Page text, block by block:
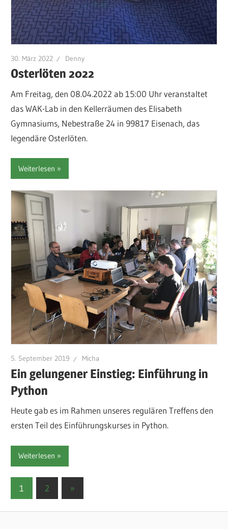
30. März 2022 Denny
Osterlöten 2022
Am Freitag, den 08.04.2022 ab 15:00 Uhr veranstaltet
das WAK-Lab in den Kellerräumen des Elisabeth
Gymnasiums, Nebestraße 24 in 99817 Eisenach, das
legendäre Osterlöten.
Weiterlesen
5. September 2019 Micha
Ein gelungener Einstieg: Einführung in
Python
Heute gab es im Rahmen unseres regulären Treffens den
ersten Teil des Einführungskurses in Python.
Weiterlesen
Seitennummerierung
1 2
Nächste
Beiträge
»